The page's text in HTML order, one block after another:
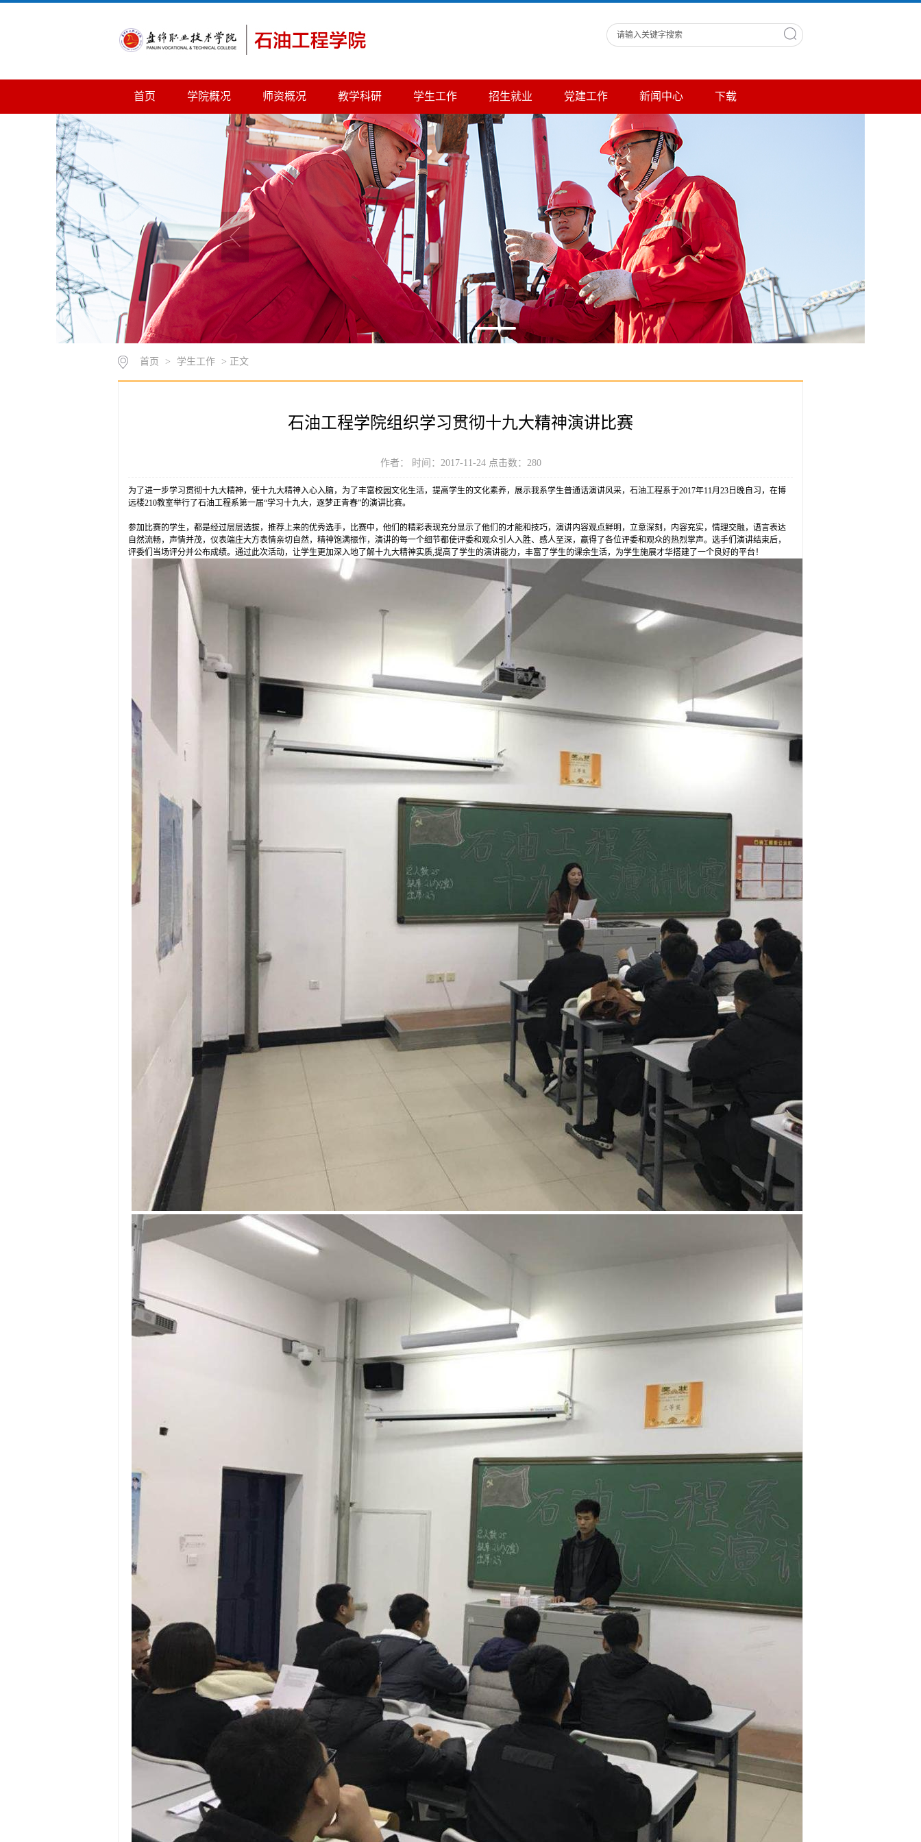
首页 学院概况 师资概况 教学科研 学生工作 招生就业 党建工作 新闻中心 下载
首页 > 学生工作 > 正文
石油工程学院组织学习贯彻十九大精神演讲比赛
作者： 时间：2017-11-24 点击数： 280
为了进一步学习贯彻十九大精神，使十九大精神入心入脑，为了丰富校园文化生活，提高学生的文化素养，展示我系学生普通话演讲风采，石油工程系于2017年11月23日晚自习，在博
远楼210教室举行了石油工程系第一届“学习十九大，逐梦正青春”的演讲比赛。
参加比赛的学生，都是经过层层选拔，推荐上来的优秀选手，比赛中，他们的精彩表现充分显示了他们的才能和技巧，演讲内容观点鲜明，立意深刻，内容充实，情理交融，语言表达
自然流畅，声情并茂，仪表端庄大方表情亲切自然，精神饱满振作，演讲的每一个细节都使评委和观众引人入胜、感人至深，赢得了各位评委和观众的热烈掌声。选手们演讲结束后，
评委们当场评分并公布成绩。通过此次活动，让学生更加深入地了解十九大精神实质,提高了学生的演讲能力，丰富了学生的课余生活，为学生施展才华搭建了一个良好的平台！